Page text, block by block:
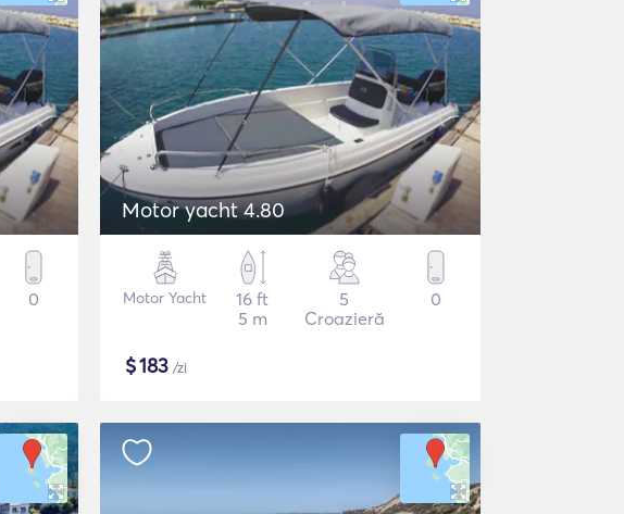
0
Motor yacht 4.80
Motor Yacht
16 ft
5 m
5
Croazieră
0
$183 /zi